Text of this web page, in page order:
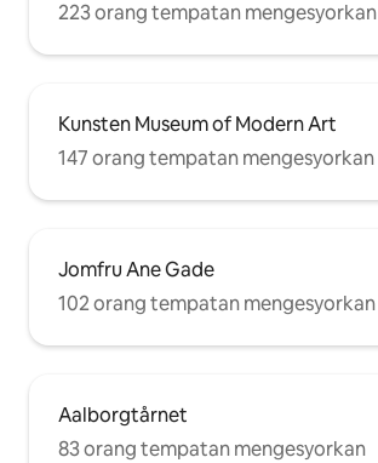
223 orang tempatan mengesyorkan
Kunsten Museum of Modern Art
147 orang tempatan mengesyorkan
Jomfru Ane Gade
102 orang tempatan mengesyorkan
Aalborgtårnet
83 orang tempatan mengesyorkan